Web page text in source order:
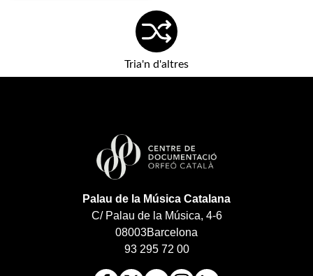
Tria'n d'altres
Palau de la Música Catalana
C/ Palau de la Música, 4-6
08003Barcelona
93 295 72 00